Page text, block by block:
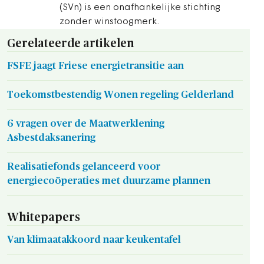
(SVn) is een onafhankelijke stichting
zonder winstoogmerk.
Gerelateerde artikelen
FSFE jaagt Friese energietransitie aan
Toekomstbestendig Wonen regeling Gelderland
6 vragen over de Maatwerklening
Asbestdaksanering
Realisatiefonds gelanceerd voor
energiecoöperaties met duurzame plannen
Whitepapers
Van klimaatakkoord naar keukentafel